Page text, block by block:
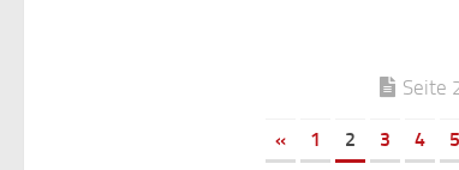
Seite
« 1 2 3 4 5